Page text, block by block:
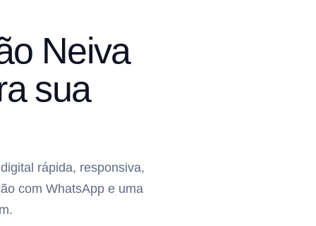
Neiva
sua
rápida, responsiva,
com WhatsApp e uma